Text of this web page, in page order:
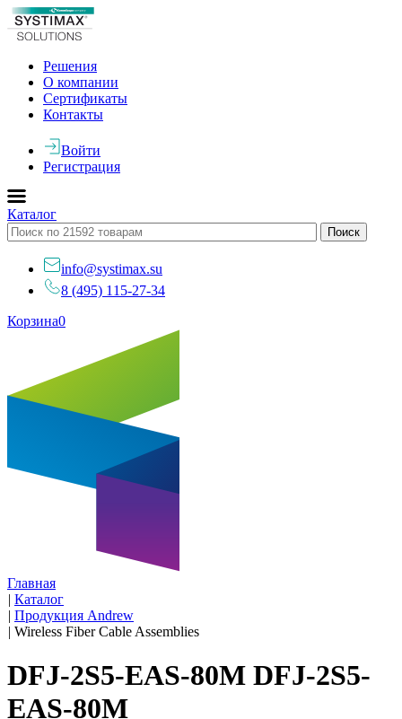
Решения
О компании
Сертификаты
Контакты
Войти
Регистрация
Каталог
info@systimax.su
8 (495) 115-27-34
Корзина0
Главная
| Каталог
| Продукция Andrew
| Wireless Fiber Cable Assemblies
DFJ-2S5-EAS-80M DFJ-2S5-
EAS-80M